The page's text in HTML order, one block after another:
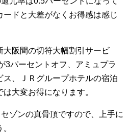
ドと大差がなくお得感は感じ
大阪間の切符大幅割引サービ
3パーセントオフ、アミュプラ
、ＪＲグループホテルの宿泊
大変お得になります。
ゾンの真骨頂ですので、上手に